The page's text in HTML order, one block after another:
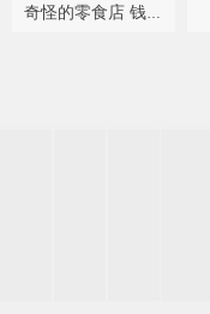
奇怪的零食店 钱天堂